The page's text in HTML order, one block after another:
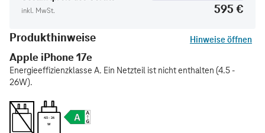
inkl. MwSt.
595 €
Produkthinweise
Hinweise öffnen
Apple iPhone 17e
Energieeffizienzklasse A. Ein Netzteil ist nicht enthalten (4.5 -
26W).
4.5 - 26
W